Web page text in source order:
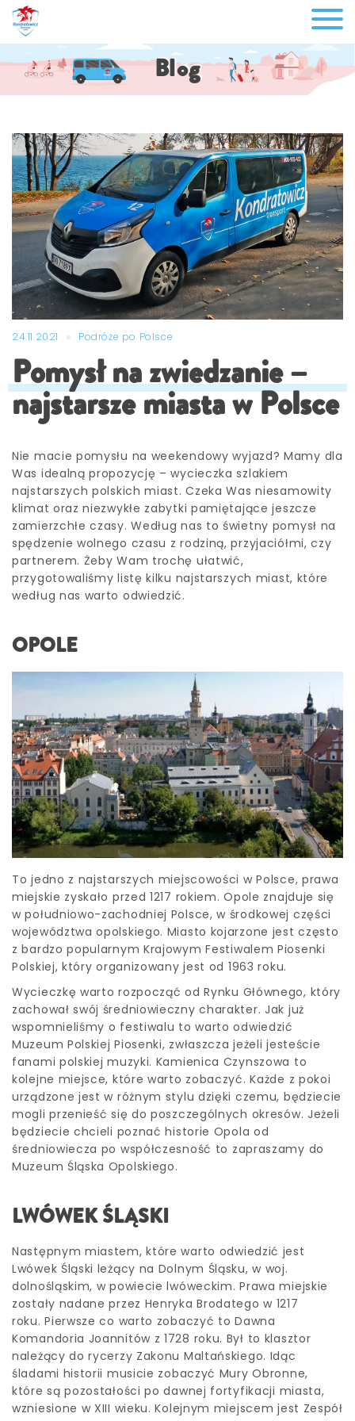
Blog
24.11.2021 Podróże po Polsce
Pomysł na zwiedzanie –
najstarsze miasta w Polsce
Nie macie pomysłu na weekendowy wyjazd? Mamy dla
Was idealną propozycję – wycieczka szlakiem
najstarszych polskich miast. Czeka Was niesamowity
klimat oraz niezwykłe zabytki pamiętające jeszcze
zamierzchłe czasy. Według nas to świetny pomysł na
spędzenie wolnego czasu z rodziną, przyjaciółmi, czy
partnerem. Żeby Wam trochę ułatwić,
przygotowaliśmy listę kilku najstarszych miast, które
według nas warto odwiedzić.
OPOLE
To jedno z najstarszych miejscowości w Polsce, prawa
miejskie zyskało przed 1217 rokiem. Opole znajduje się
w południowo-zachodniej Polsce, w środkowej części
województwa opolskiego. Miasto kojarzone jest często
z bardzo popularnym Krajowym Festiwalem Piosenki
Polskiej, który organizowany jest od 1963 roku.
Wycieczkę warto rozpocząć od Rynku Głównego, który
zachował swój średniowieczny charakter. Jak już
wspomnieliśmy o festiwalu to warto odwiedzić
Muzeum Polskiej Piosenki, zwłaszcza jeżeli jesteście
fanami polskiej muzyki. Kamienica Czynszowa to
kolejne miejsce, które warto zobaczyć. Każde z pokoi
urządzone jest w różnym stylu dzięki czemu, będziecie
mogli przenieść się do poszczególnych okresów. Jeżeli
będziecie chcieli poznać historie Opola od
średniowiecza po współczesność to zapraszamy do
Muzeum Śląska Opolskiego.
LWÓWEK ŚLĄSKI
Następnym miastem, które warto odwiedzić jest
Lwówek Śląski leżący na Dolnym Śląsku, w woj.
dolnośląskim, w powiecie lwóweckim. Prawa miejskie
zostały nadane przez Henryka Brodatego w 1217
roku. Pierwsze co warto zobaczyć to Dawna
Komandoria Joannitów z 1728 roku. Był to klasztor
należący do rycerzy Zakonu Maltańskiego. Idąc
śladami historii musicie zobaczyć Mury Obronne,
które są pozostałości po dawnej fortyfikacji miasta,
wzniesione w XIII wieku. Kolejnym miejscem jest Zespół